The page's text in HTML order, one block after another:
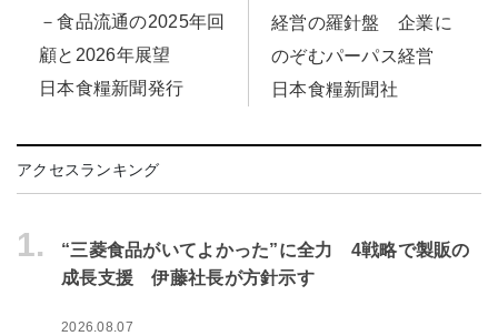
－食品流通の2025年回
顧と2026年展望
日本食糧新聞発行
経営の羅針盤 企業に
のぞむパーパス経営
日本食糧新聞社
アクセスランキング
1.
“三菱食品がいてよかった”に全力 4戦略で製販の
成長支援 伊藤社長が方針示す
2026.08.07